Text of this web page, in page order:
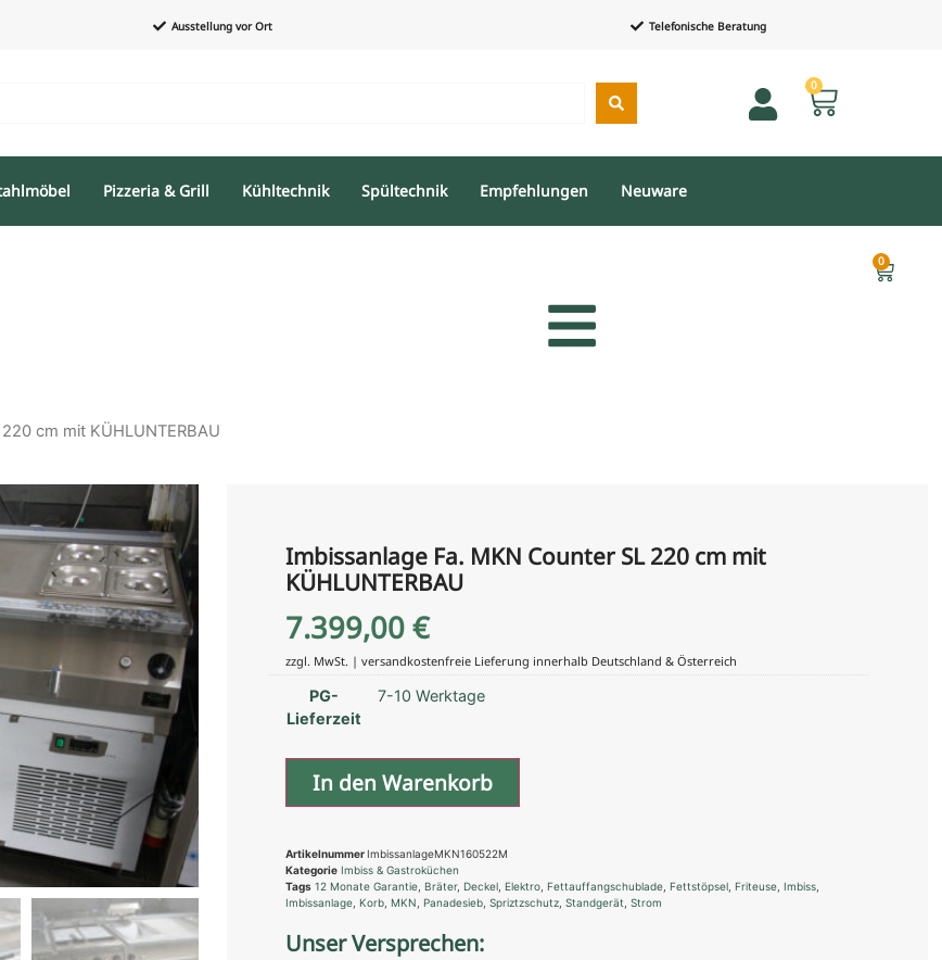
Ausstellung vor Ort Telefonische Beratung
0
Pizzeria & Grill Kühltechnik Spültechnik Empfehlungen Neuware
0
cm mit KÜHLUNTERBAU
Imbissanlage Fa. MKN Counter SL 220 cm mit
KÜHLUNTERBAU
7.399,00€
zzgl. MwSt. | versandkostenfreie Lieferung innerhalb Deutschland & Österreich
PG-
Lieferzeit
7-10 Werktage
In den Warenkorb
ArtikelnummerImbissanlageMKN160522M
Kategorie Imbiss & Gastroküchen
Tags 12 Monate Garantie ,Bräter,Deckel ,Elektro ,Fettauffangschublade ,Fettstöpsel ,Friteuse ,Imbiss
Imbissanlage ,Korb ,MKN ,Panadesieb ,Spriztzschutz ,Standgerät ,Strom
Unser Versprechen: